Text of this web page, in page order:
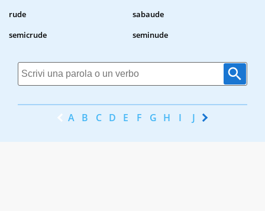
rude
sabaude
semicrude
seminude
A B C D E F G H I J K